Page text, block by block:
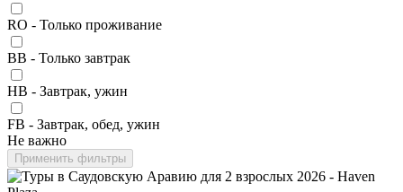
RO - Только проживание
BB - Только завтрак
HB - Завтрак, ужин
FB - Завтрак, обед, ужин
Не важно
Применить фильтры